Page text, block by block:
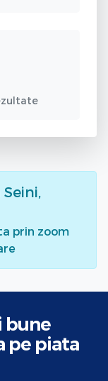
prin zoom
bune
pe piata